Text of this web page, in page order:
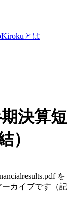
Kirokuとは
決算短
）
を
ーカイブです（記